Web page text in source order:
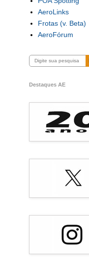
AeroLinks
Frotas (v. Beta)
AeroFórum
Destaques AE